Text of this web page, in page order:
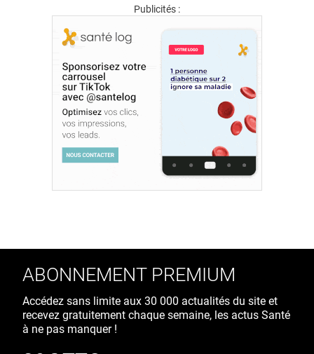
Publicités :
ABONNEMENT PREMIUM
Accédez sans limite aux 30 000 actualités du site et
recevez gratuitement chaque semaine, les actus Santé
à ne pas manquer !